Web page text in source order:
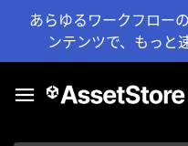
あらゆるワークフロー
ンテンツで、もっと